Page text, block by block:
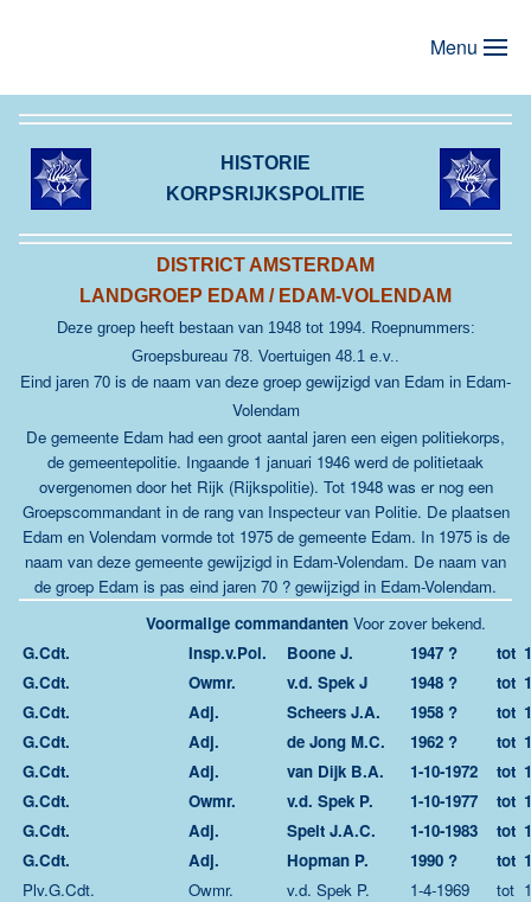
Menu
HISTORIE
KORPSRIJKSPOLITIE
DISTRICT AMSTERDAM
LANDGROEP EDAM / EDAM-VOLENDAM
Deze groep heeft bestaan van 1948 tot 1994. Roepnummers:
Groepsbureau 78. Voertuigen 48.1 e.v..
Eind jaren 70 is de naam van deze groep gewijzigd van Edam in Edam-
Volendam
De gemeente Edam had een groot aantal jaren een eigen politiekorps,
de gemeentepolitie. Ingaande 1 januari 1946 werd de politietaak
overgenomen door het Rijk (Rijkspolitie). Tot 1948 was er nog een
Groepscommandant in de rang van Inspecteur van Politie. De plaatsen
Edam en Volendam vormde tot 1975 de gemeente Edam. In 1975 is de
naam van deze gemeente gewijzigd in Edam-Volendam. De naam van
de groep Edam is pas eind jaren 70 ? gewijzigd in Edam-Volendam.
Voormalige commandanten Voor zover bekend.
G.Cdt.
Insp.v.Pol. Boone J. 1947 ? tot
G.Cdt.
Owmr. v.d. Spek J 1948 ? tot
G.Cdt.
Adj. Scheers J.A. 1958 ? tot
G.Cdt.
Adj. de Jong M.C. 1962 ? tot
G.Cdt.
Adj. van Dijk B.A. 1-10-1972 tot
G.Cdt.
Owmr. v.d. Spek P. 1-10-1977 tot
G.Cdt.
Adj. Spelt J.A.C. 1-10-1983 tot
G.Cdt.
Adj. Hopman P. 1990 ? tot
Plv.G.Cdt.
Owmr. v.d. Spek P. 1-4-1969 tot